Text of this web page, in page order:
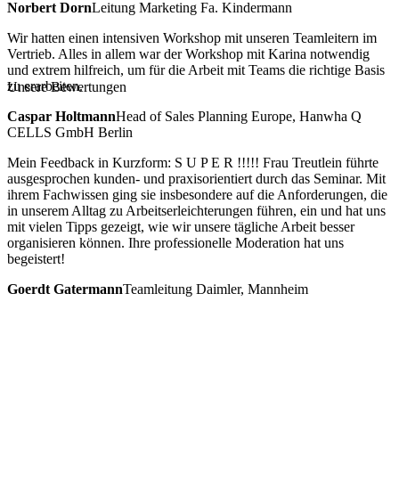
Norbert DornLeitung Marketing Fa. Kindermann
Wir hatten einen intensiven Workshop mit unseren Teamleitern im
Vertrieb. Alles in allem war der Workshop mit Karina notwendig
und extrem hilfreich, um für die Arbeit mit Teams die richtige Basis
zu erarbeiten.
Caspar HoltmannHead of Sales Planning Europe, Hanwha Q
CELLS GmbH Berlin
Mein Feedback in Kurzform: S U P E R !!!!! Frau Treutlein führte
ausgesprochen kunden- und praxisorientiert durch das Seminar. Mit
ihrem Fachwissen ging sie insbesondere auf die Anforderungen, die
in unserem Alltag zu Arbeitserleichterungen führen, ein und hat uns
mit vielen Tipps gezeigt, wie wir unsere tägliche Arbeit besser
organisieren können. Ihre professionelle Moderation hat uns
begeistert!
Goerdt GatermannTeamleitung Daimler, Mannheim
Unsere Bewertungen